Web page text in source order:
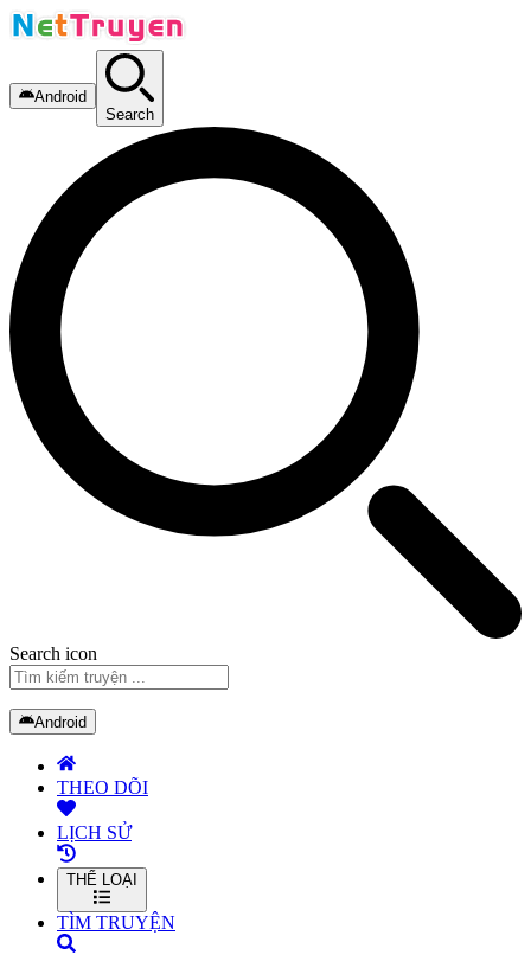
Android
Search
Search icon
Android
THEO DÕI
LỊCH SỬ
THỂ LOẠI
TÌM TRUYỆN